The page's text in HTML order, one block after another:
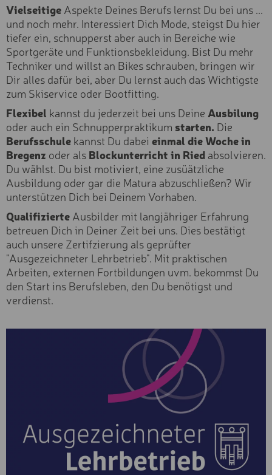
Ski- & Boardservice
Saison
Sommer
Winter
Altersgruppe
Erwachsen
Jugend
Kind
Fahrkönnen
Profi
Experte
Fortgeschritten
Anfänger
Typ
Exclusive
Premium
Basic
Sportgeräte
Zubehör & Sicherheit
Kurse & Erlebnisse
Skikarten
Services
BIKE-CHECK
E-MOUNTAINBIKETOUR
VORMITTAGS (3H)
E-MOUNTAINBIKETOUR
NACHMITTAGS (3H)
E-MOUNTAINBIKETOUR
GANZTAGS (6H)
TAGES-
WALSER KLETTERSTEIG
HINDELANGER
KLETTERSTEIG
TAGES-KLETTERKURS
CANYONING
SCHWARZWASSERBACH
CANYONING
STARZLACHKLAMM
EINKAUFSGUTSCHEIN
NEXT SEASON -
SKI
EXCLUSIV SKI
PREMIUM SKI
BASIC SKI
Vielseitige Aspekte Deines Berufs lernst Du bei uns ...
und noch mehr. Interessiert Dich Mode, steigst Du hier
tiefer ein, schnupperst aber auch in Bereiche wie
Sportgeräte und Funktionsbekleidung. Bist Du mehr
Techniker und willst an Bikes schrauben, bringen wir
Dir alles dafür bei, aber Du lernst auch das Wichtigste
zum Skiservice oder Bootfitting.
Flexibel kannst du jederzeit bei uns Deine Ausbilung
oder auch ein Schnupperpraktikum starten. Die
Berufsschule kannst Du dabei einmal die Woche in
Bregenz oder als Blockunterricht in Ried absolvieren.
Du wählst. Du bist motiviert, eine zusüätzliche
Ausbildung oder gar die Matura abzuschließen? Wir
unterstützen Dich bei Deinem Vorhaben.
Qualifizierte Ausbilder mit langjähriger Erfahrung
betreuen Dich in Deiner Zeit bei uns. Dies bestätigt
auch unsere Zertifzierung als geprüfter
"Ausgezeichneter Lehrbetrieb". Mit praktischen
Arbeiten, externen Fortbildungen uvm. bekommst Du
den Start ins Berufsleben, den Du benötigst und
verdienst.